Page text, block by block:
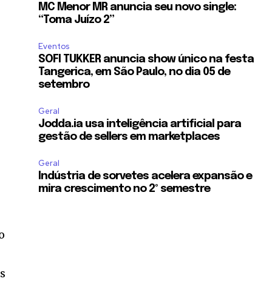
MC Menor MR anuncia seu novo single:
“Toma Juízo 2”
Eventos
SOFI TUKKER anuncia show único na festa
Tangerica, em São Paulo, no dia 05 de
setembro
Geral
Jodda.ia usa inteligência artificial para
gestão de sellers em marketplaces
Geral
Indústria de sorvetes acelera expansão e
mira crescimento no 2º semestre